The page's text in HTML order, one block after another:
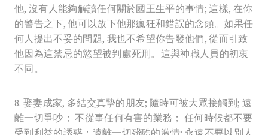
他, 沒有人能夠解讀任何關於國王生平的事情; 這樣, 在你
的警告之下, 他可以放下他那瘋狂和錯誤的念頭。如果任
何人提出不妥的問題, 我也不希望你告發他們, 從而引致
他因為這禁忌的慾望被判處死刑。這與神職人員的初衷
不同。
8. 娶妻成家, 多結交真摯的朋友; 隨時可被大眾接觸到; 遠
離一切爭吵； 不從事任何有害的業務； 任何時候都不要
受到利益的誘惑；遠離一切殘酷的激情; 永遠不要以別人